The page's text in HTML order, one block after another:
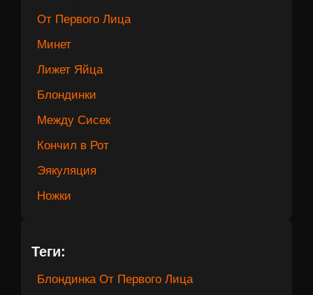
От Первого Лица
Минет
Лижет Яйца
Блондинки
Между Сисек
Кончил в Рот
Эякуляция
Ножки
Теги:
Блондинка От Первого Лица